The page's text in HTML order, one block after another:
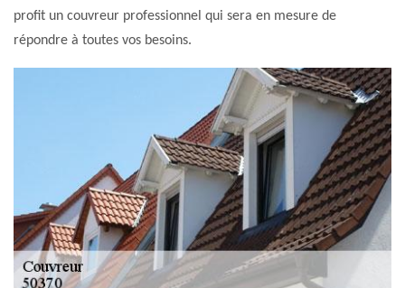
profit un couvreur professionnel qui sera en mesure de
répondre à toutes vos besoins.